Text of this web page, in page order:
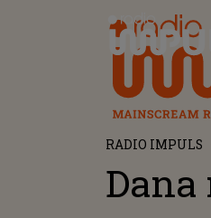
Radio Impuls
RADIO IMPULS